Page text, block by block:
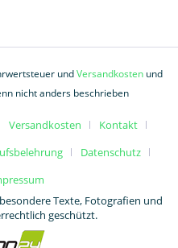
undVersandkostenund
nicht anders beschrieben
Versandkosten
Kontakt
Datenschutz
Texte, Fotografien und
geschützt.